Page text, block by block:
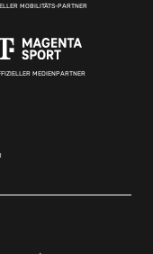
MOBILITÄTS-PARTNER
MEDIENPARTNER